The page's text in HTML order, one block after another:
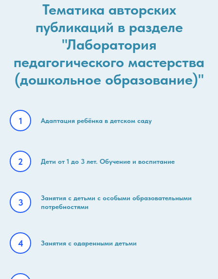
Тематика авторских
публикаций в разделе
"Лаборатория
педагогического мастерства
(дошкольное образование)"
Адаптация ребёнка в детском саду
Дети от 1 до 3 лет. Обучение и воспитание
Занятия с детьми с особыми образовательными
потребностями
Занятия с одаренными детьми